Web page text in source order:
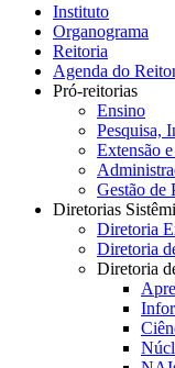
Instituto
Organograma
Reitoria
Agenda do
Pró-reitorias
Ensino
Pesquisa,
Extensão
Gestão de
Diretorias
Diretoria
Diretoria
Diretoria